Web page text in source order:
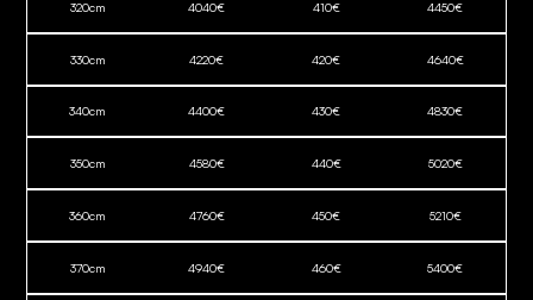
320cm 4040€ 410€ 4450€
330cm 4220€ 420€ 4640€
340cm 4400€ 430€ 4830€
350cm 4580€ 440€ 5020€
360cm 4760€ 450€ 5210€
370cm 4940€ 460€ 5400€